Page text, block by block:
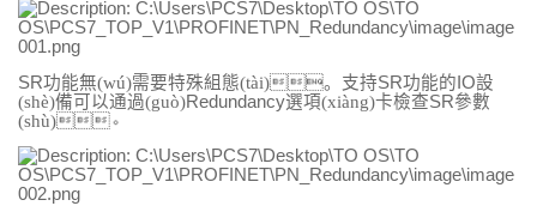
SR功能無(wú)需要特殊組態(tài)。支持SR功能的IO設
(shè)備可以通過(guò)Redundancy選項(xiàng)卡檢查SR參數
(shù)。